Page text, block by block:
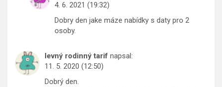
4. 6. 2021 (19:32)
Dobry den jake máze nabídky s daty pro 2
osoby.
levný rodinný tarif napsal:
11. 5. 2020 (12:50)
Dobrý den.